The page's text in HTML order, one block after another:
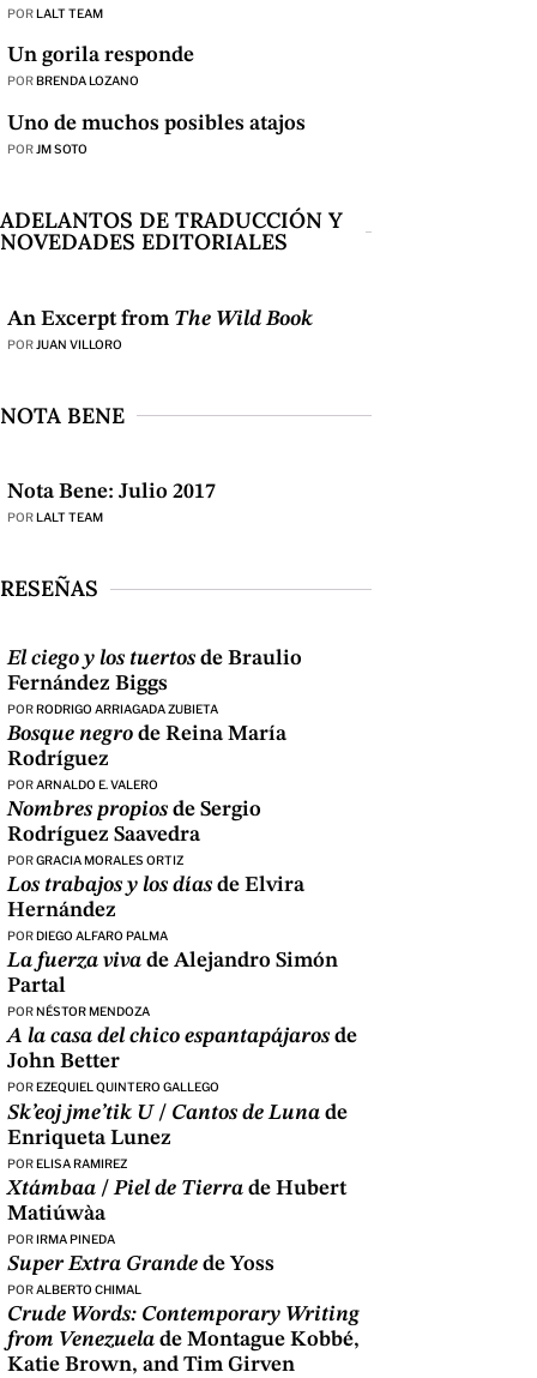
PORLALT TEAM
Un gorila responde
POR BRENDA LOZANO
Uno de muchos posibles atajos
POR JM SOTO
ADELANTOS DE TRADUCCIÓN Y
NOVEDADES EDITORIALES
An Excerpt from The Wild Book
POR JUAN VILLORO
NOTA BENE
Nota Bene: Julio 2017
PORLALT TEAM
RESEÑAS
El ciego y los tuertos de Braulio
Fernández Biggs
PORRODRIGO ARRIAGADA ZUBIETA
Bosque negro de Reina María
Rodríguez
PORARNALDO E. VALERO
Nombres propios de Sergio
Rodríguez Saavedra
PORGRACIA MORALES ORTIZ
Los trabajos y los días de Elvira
Hernández
PORDIEGO ALFARO PALMA
La fuerza viva de Alejandro Simón
Partal
POR NÉSTOR MENDOZA
A la casa del chico espantapájaros de
John Better
POR EZEQUIEL QUINTERO GALLEGO
Sk’eoj jme’tik U/ Cantos de Luna de
Enriqueta Lunez
PORELISA RAMIREZ
Xtámbaa /Piel de Tierra de Hubert
Matiúwàa
PORIRMA PINEDA
Super Extra Grande de Yoss
PORALBERTO CHIMAL
Crude Words: Contemporary Writing
from Venezuela de Montague Kobbé,
Katie Brown, and Tim Girven